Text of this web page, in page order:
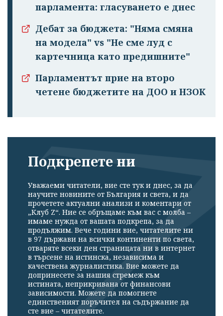
парламента: гласуването е днес
Дебат за бюджета: "Няма смяна
на модела" vs "Не сме луд с
картечница като предишните"
Парламентът прие на второ
четене бюджетите на ДОО и НЗОК
Подкрепете ни
Уважаеми читатели, вие сте тук и днес, за да
научите новините от България и света, и да
прочетете актуални анализи и коментари от
„Клуб Z“. Ние се обръщаме към вас с молба –
имаме нужда от вашата подкрепа, за да
продължим. Вече години вие, читателите ни
в 97 държави на всички континенти по света,
отваряте всеки ден страницата ни в интернет
в търсене на истинска, независима и
качествена журналистика. Вие можете да
допринесете за нашия стремеж към
истината, неприкривана от финансови
зависимости. Можете да помогнете
единственият поръчител на съдържание да
сте вие – читателите.